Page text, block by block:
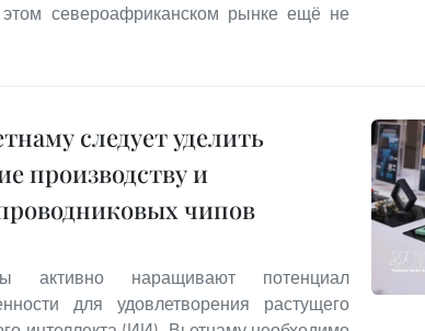
североафриканском рынке ещё не
следует уделить
производству и
чипов
активно наращивают потенциал
для удовлетворения растущего